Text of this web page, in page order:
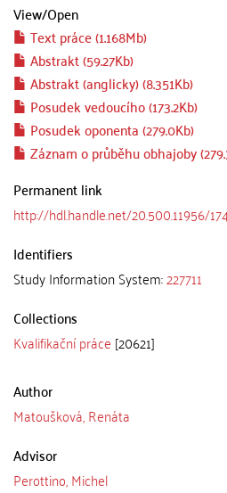
View/Open
Text práce (1.168Mb)
Abstrakt (59.27Kb)
Abstrakt (anglicky) (8.351Kb)
Posudek vedoucího (173.2Kb)
Posudek oponenta (279.0Kb)
Záznam o průběhu obhajoby
Permanent link
http://hdl.handle.net/20.500.11956/
Identifiers
Study Information System:227711
Collections
Kvalifikační práce [20621]
Author
Matoušková, Renáta
Advisor
Perottino, Michel